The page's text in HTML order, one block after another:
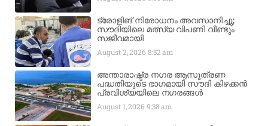
ട്രോളിങ് നിരോധനം അവസാനിച്ചു;
സൗദിയിലെ മത്സ്യ വിപണി വീണ്ടും
സജീവമായി
August 2, 2026 8:52 am
അന്താരാഷ്ട്ര നഗര ആസൂത്രണ
പദ്ധതിയുടെ ഭാഗമായി സൗദി കിഴക്കൻ
പ്രവിശ്യയിലെ നഗരങ്ങൾ
August 1, 2026 9:38 am